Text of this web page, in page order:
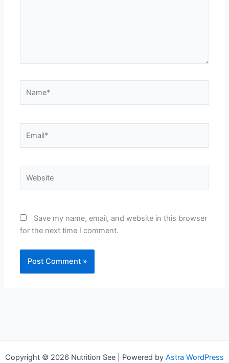
Save my name, email, and website in this browser
for the next time I comment.
Copyright © 2026 Nutrition See | Powered by Astra WordPress